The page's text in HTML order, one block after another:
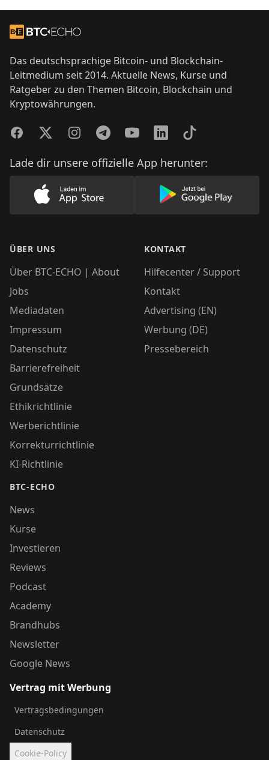
Zur Startseite
Das deutschsprachige Bitcoin- und Blockchain-
Leitmedium seit 2014. Aktuelle News, Kurse und
Ratgeber zu den Themen Bitcoin, Blockchain und
Kryptowährungen.
FacebookTwitterInstagramTelegramYouTubeLinkedInTikTok
Lade dir unsere offizielle App herunter:
Lade unsere App im AppStore herunter
Lade unsere
ÜBER UNS
Über BTC-ECHO | About
Jobs
Mediadaten
Impressum
Datenschutz
Barrierefreiheit
Grundsätze
Ethikrichtlinie
Werberichtlinie
Korrekturrichtlinie
KI-Richtlinie
BTC-ECHO
News
Kurse
Investieren
Reviews
Podcast
Academy
Brandhubs
Newsletter
Google News
KONTAKT
Hilfecenter / Support
Kontakt
Advertising (EN)
Werbung (DE)
Pressebereich
Vertrag mit Werbung
Vertragsbedingungen
Datenschutz
Cookie-Policy